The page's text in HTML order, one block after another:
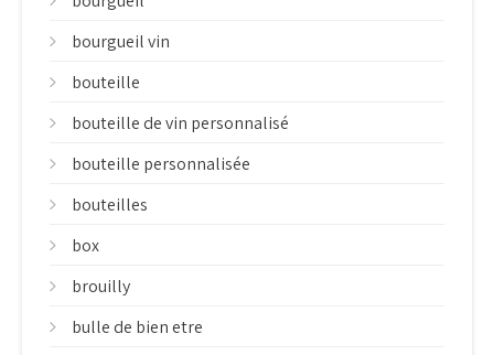
bourgueil vin
bouteille
bouteille de vin personnalisé
bouteille personnalisée
bouteilles
box
brouilly
bulle de bien etre